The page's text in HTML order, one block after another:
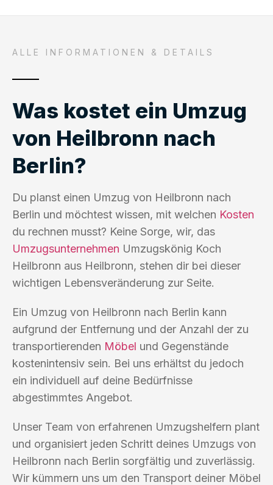
ALLE INFORMATIONEN & DETAILS
Was kostet ein Umzug
von Heilbronn nach
Berlin?
Du planst einen Umzug von Heilbronn nach
Berlin und möchtest wissen, mit welchen Kosten
du rechnen musst? Keine Sorge, wir, das
Umzugsunternehmen Umzugskönig Koch
Heilbronn aus Heilbronn, stehen dir bei dieser
wichtigen Lebensveränderung zur Seite.
Ein Umzug von Heilbronn nach Berlin kann
aufgrund der Entfernung und der Anzahl der zu
transportierenden Möbel und Gegenstände
kostenintensiv sein. Bei uns erhältst du jedoch
ein individuell auf deine Bedürfnisse
abgestimmtes Angebot.
Unser Team von erfahrenen Umzugshelfern plant
und organisiert jeden Schritt deines Umzugs von
Heilbronn nach Berlin sorgfältig und zuverlässig.
Wir kümmern uns um den Transport deiner Möbel